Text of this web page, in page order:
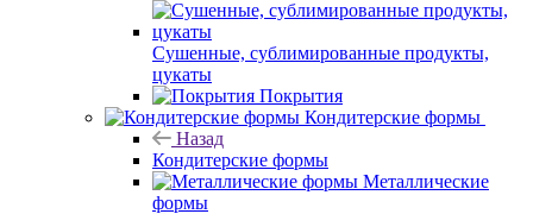
Сушенные, сублимированные продукты,
цукаты
Покрытия
Кондитерские формы
Назад
Кондитерские формы
Металлические
формы